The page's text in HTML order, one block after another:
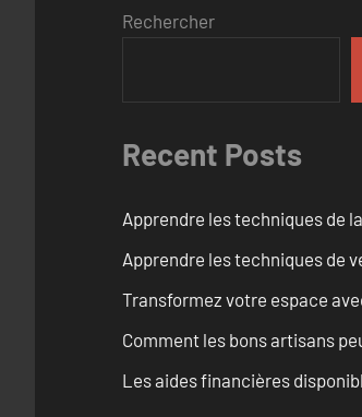
Rechercher
Recent Posts
Apprendre les techniques de
Apprendre les techniques de
Transformez votre espace
Comment les bons artisans
Les aides financières